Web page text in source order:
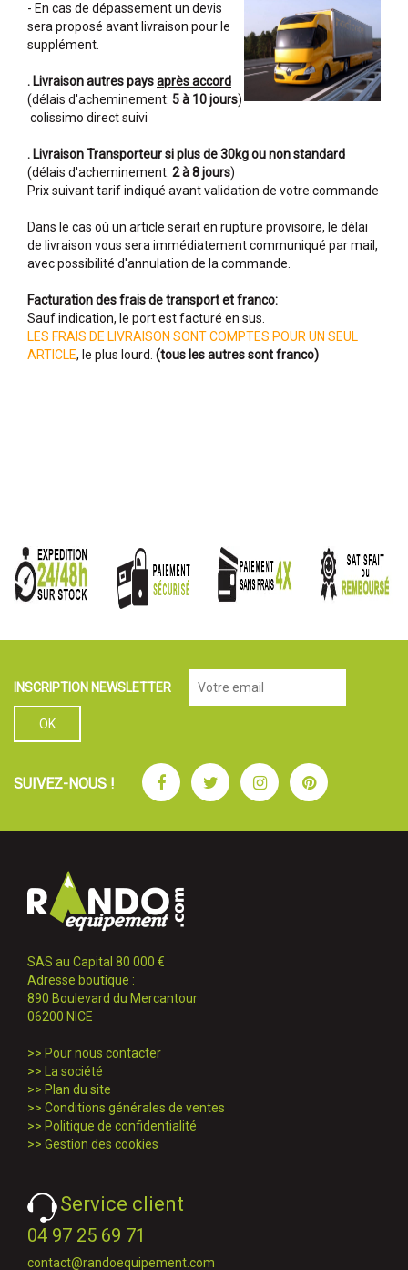
- En cas de dépassement un devis
sera proposé avant livraison pour le
supplément.
. Livraison autres paysaprès accord
(délais d'acheminement: 5 à 10 jours)
colissimo direct suivi
. Livraison Transporteur si plus de 30kg ou non standard
(délais d'acheminement: 2 à 8 jours)
Prix suivant tarif indiqué avant validation de votre commande
Dans le cas où un article serait en rupture provisoire, le délai
de livraison vous sera immédiatement communiqué par mail,
avec possibilité d'annulation de la commande.
Facturation des frais de transport et franco:
Sauf indication, le port est facturé en sus.
LES FRAIS DE LIVRAISON SONT COMPTES POUR UN SEUL
ARTICLE, le plus lourd. (tous les autres sont franco)
INSCRIPTION NEWSLETTER
SUIVEZ-NOUS ! FacebookTwitterInstagramPinterest
SAS au Capital 80 000 €
Adresse boutique :
890 Boulevard du Mercantour
06200 NICE
>> Pour nous contacter
>>
La société
>> Plan du site
>> Conditions générales de ventes
>> Politique de confidentialité
>> Gestion des cookies
Service client
04 97 25 69 71
contact@randoequipement.com